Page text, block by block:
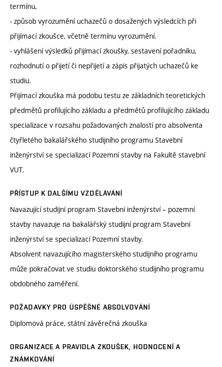
termínu,
- způsob vyrozumění uchazečů o dosažených výsledcích při
přijímací zkoušce, včetně termínu vyrozumění.
- vyhlášení výsledků přijímací zkoušky, sestavení pořadníku,
rozhodnutí o přijetí či nepřijetí a zápis přijatých uchazečů ke
studiu.
Přijímací zkouška má podobu testu ze základních teoretických
předmětů profilujícího základu a předmětů profilujícího základu
specializace v rozsahu požadovaných znalostí pro absolventa
čtyřletého bakalářského studijního programu Stavební
inženýrství se specializací Pozemní stavby na Fakultě stavební
VUT.
PŘÍSTUP K DALŠÍMU VZDĚLÁVÁNÍ
Navazující studijní program Stavební inženýrství – pozemní
stavby navazuje na bakalářský studijní program Stavební
inženýrství se specializací Pozemní stavby.
Absolvent navazujícího magisterského studijního programu
může pokračovat ve studiu doktorského studijního programu
obdobného zaměření.
POŽADAVKY PRO ÚSPĚŠNÉ ABSOLVOVÁNÍ
Diplomová práce, státní závěrečná zkouška
ORGANIZACE A PRAVIDLA ZKOUŠEK, HODNOCENÍ A
ZNÁMKOVÁNÍ